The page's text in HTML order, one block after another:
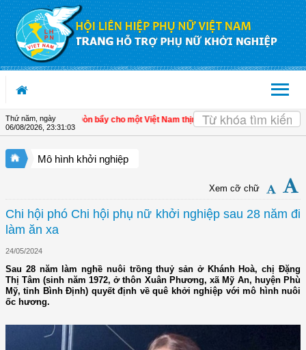
Truy cập nội dung luôn
Thứ năm, ngày
06/08/2026 23:31:03
tế tư nhân - Đòn bẩy cho một Việt Nam thịnh vượng | Hội LHPN tỉnh Kiên
Mô hình khởi nghiệp
Xem cỡ chữ
Chi hội phó Chi hội phụ nữ khởi nghiệp sau 28 năm đi
làm ăn xa
24/05/2024
Sau 28 năm làm nghề nuôi trồng thuỷ sản ở Khánh Hoà, chị Đặng
Thị Tâm (sinh năm 1972, ở thôn Xuân Phương, xã Mỹ An, huyện Phù
Mỹ, tỉnh Bình Định) quyết định về quê khởi nghiệp với mô hình nuôi
ốc hương.